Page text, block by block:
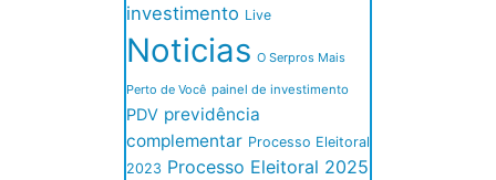
investimento Live
Noticias O Serpros Mais
Perto de Você painel de investimento
PDV previdência
complementar Processo Eleitoral
2023 Processo Eleitoral 2025